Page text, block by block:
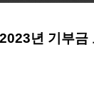
금 모